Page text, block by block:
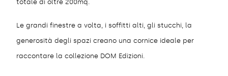
totale di oltre 200mq.
Le grandi finestre a volta, i soffitti alti, gli stucchi, la
generosità degli spazi creano una cornice ideale per
raccontare la collezione DOM Edizioni.